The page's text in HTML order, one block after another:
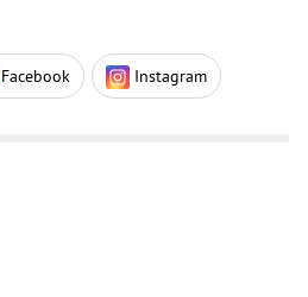
Facebook Instagram